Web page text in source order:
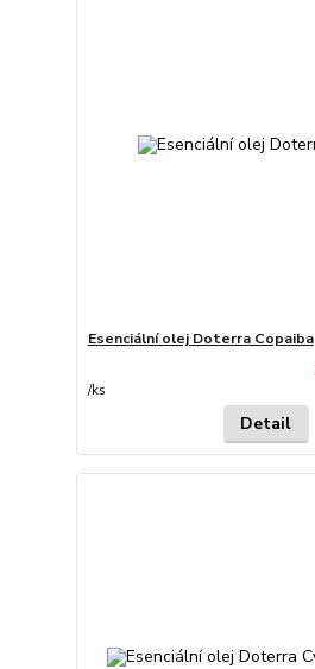
Esenciální olej Doterra Copaiba
/ks
Detail